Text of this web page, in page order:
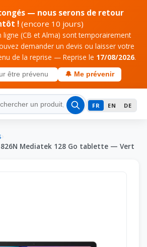
— nous serons de retour
!(encore 10 jours)
ligne (CB et Alma) sont temporairement
demander un devis ou laisser votre
de la reprise — Reprise le 17/08/2026.
🔔 Me prévenir
FR EN DE
826N Mediatek 128 Go tablette — Vert